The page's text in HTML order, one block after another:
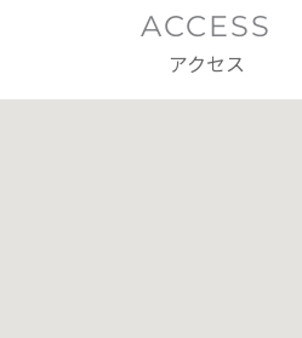
ACCESS
アクセス